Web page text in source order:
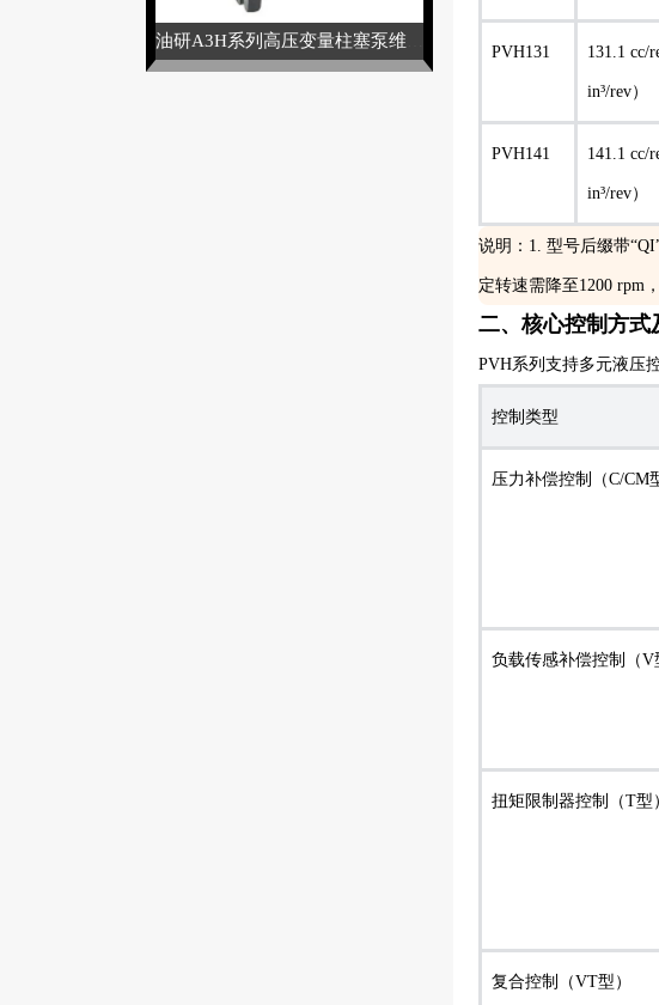
PVH131 131.1 cc/
in³/rev）
PVH141 141.1 cc/
in³/rev）
说明：1. 型号后缀带
定转速需降至1200 rpm
二、核心控制方式
PVH系列支持多元液压
控制类型
压力补偿控制（C/CM
负载传感补偿控制（V
扭矩限制器控制（T型
复合控制（VT型）